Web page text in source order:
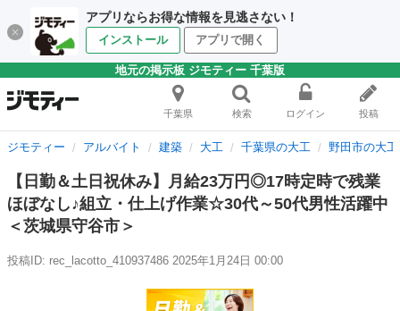
アプリならお得な情報を見逃さない！
インストール アプリで開く
地元の掲示板 ジモティー 千葉版
千葉県 検索 ログイン 投稿
ジモティー アルバイト 建築 大工 千葉県の大工 野田市の大工
【日勤＆土日祝休み】月給23万円◎17時定時で残業
ほぼなし♪組立・仕上げ作業☆30代～50代男性活躍中
＜茨城県守谷市＞
投稿ID: rec_lacotto_410937486 2025年1月24日 00:00